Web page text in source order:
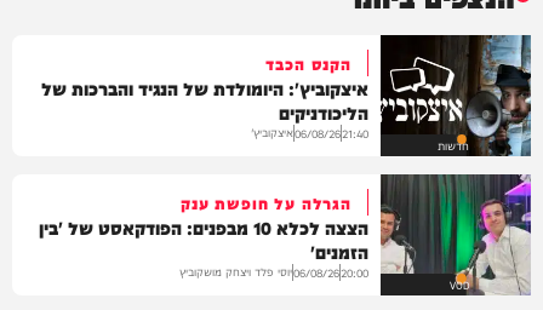
חדשות
הקנס הכבד
איצקוביץ': היומולדת של הנגיד והברכות של
הליכודניקים
21:40
06/08/26איצקוביץ'
VOD
הגרלה על חופשת ענק
הצצה לכלא 10 מבפנים: הפודקאסט של 'בין
הזמנים'
20:00
06/08/26יוסי פלד ויצחק מושקוביץ